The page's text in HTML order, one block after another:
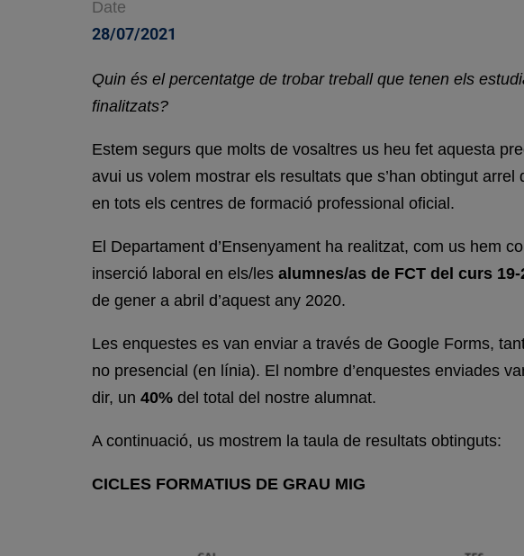
Date
28/07/2021
Quin és el percentatge de trobar treball que tenen els
finalitzats?
Estem segurs que molts de vosaltres us heu fet aquesta
avui us volem mostrar els resultats que s’han obtingut
en tots els centres de formació professional oficial.
El Departament d’Ensenyament ha realitzat, com us hem
inserció laboral en els/les alumnes/as de FCT del curs 19-
de gener a abril d’aquest any 2020.
Les enquestes es van enviar a través de Google Forms,
no presencial (en línia). El nombre d’enquestes enviades
dir, un 40% del total del nostre alumnat.
A continuació, us mostrem la taula de resultats obtinguts:
CICLES FORMATIUS DE GRAU MIG